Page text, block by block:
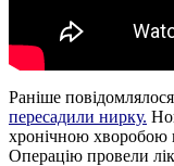
Раніше
пересадили нирку.
хронічною хворобою
Операцію провели